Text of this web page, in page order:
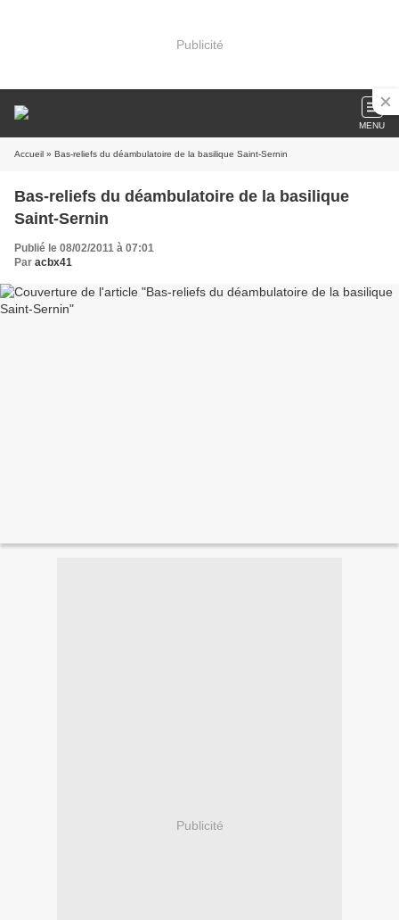
Publicité
MENU
Accueil » Bas-reliefs du déambulatoire de la basilique Saint-Sernin
Bas-reliefs du déambulatoire de la basilique
Saint-Sernin
Publié le 08/02/2011 à 07:01
Par acbx41
Publicité